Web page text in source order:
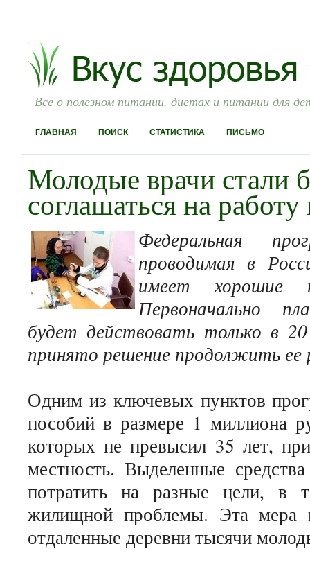
Все о полезном питании, диетах и питании для
ГЛАВНАЯ ПОИСК СТАТИСТИКА ПИСЬМО
Молодые врачи стали
соглашаться на
Федеральная
проводимая в
имеет хорошие
Первоначально
будет действовать только в
принято решение продолжить ее
Одним из ключевых пунктов
пособий в размере 1 миллиона
которых не превысил 35 лет,
местность. Выделенные
потратить на разные цели, в
жилищной проблемы. Эта мера
отдаленные деревни тысячи